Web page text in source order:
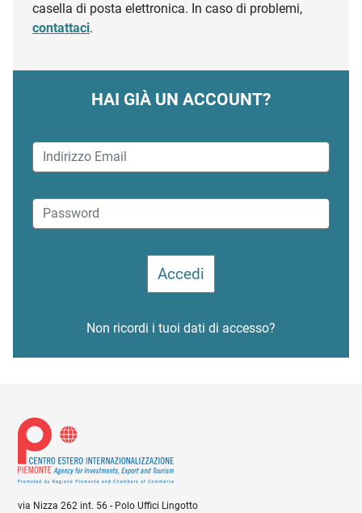
casella di posta elettronica. In caso di problemi,
contattaci.
HAI GIÀ UN ACCOUNT?
Non ricordi i tuoi dati di accesso?
via Nizza 262 int. 56 - Polo Uffici Lingotto